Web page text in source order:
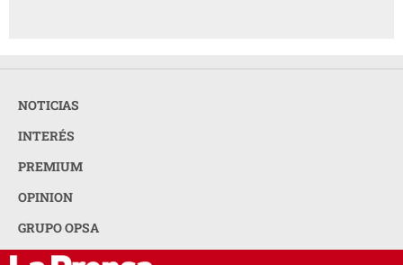
NOTICIAS
INTERÉS
PREMIUM
OPINION
GRUPO OPSA